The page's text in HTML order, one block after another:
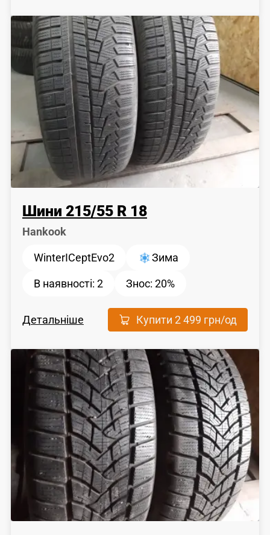
Шини 215/55 R 18
Hankook
WinterICeptEvo2 Зима
В наявності: 2 Знос:20%
Детальніше Купити2 499 грн/од